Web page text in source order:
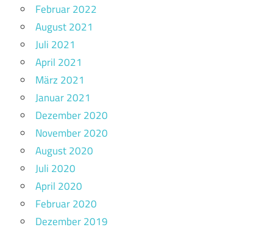
Februar 2022
August 2021
Juli 2021
April 2021
März 2021
Januar 2021
Dezember 2020
November 2020
August 2020
Juli 2020
April 2020
Februar 2020
Dezember 2019